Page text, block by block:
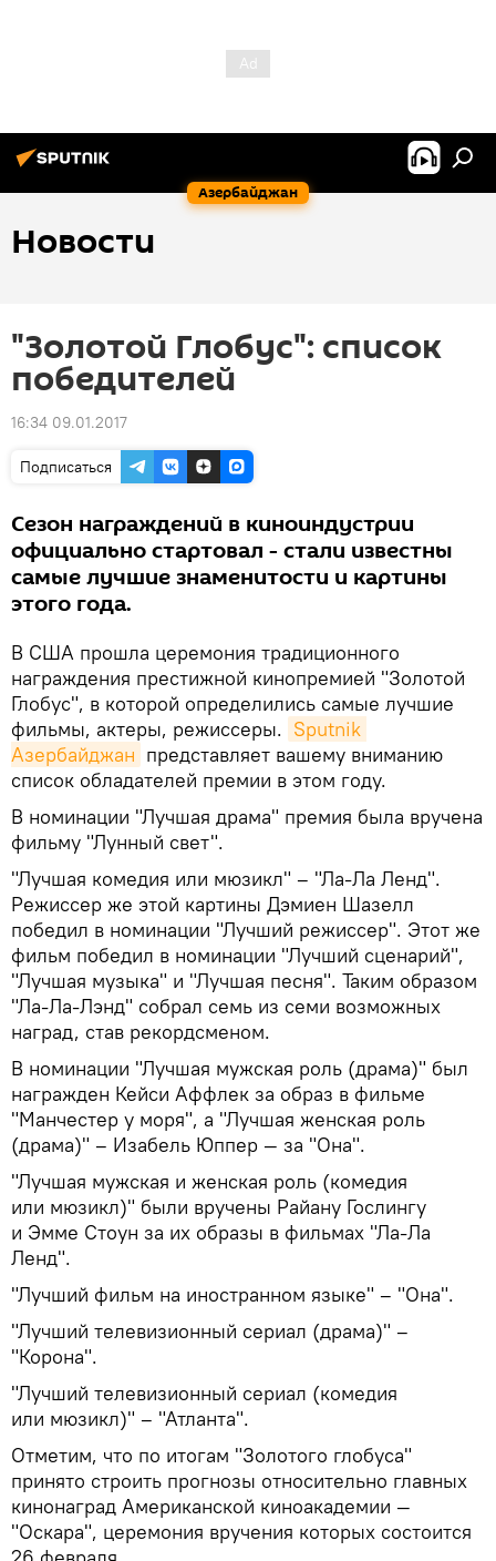
Азербайджан
Новости
"Золотой Глобус": список
победителей
16:34 09.01.2017
Подписаться
Сезон награждений в киноиндустрии
официально стартовал - стали известны
самые лучшие знаменитости и картины
этого года.
В США прошла церемония традиционного
награждения престижной кинопремией "Золотой
Глобус", в которой определились самые лучшие
фильмы, актеры, режиссеры. Sputnik
Азербайджан представляет вашему вниманию
список обладателей премии в этом году.
В номинации "Лучшая драма" премия была вручена
фильму "Лунный свет".
"Лучшая комедия или мюзикл" – "Ла-Ла Ленд".
Режиссер же этой картины Дэмиен Шазелл
победил в номинации "Лучший режиссер". Этот же
фильм победил в номинации "Лучший сценарий",
"Лучшая музыка" и "Лучшая песня". Таким образом
"Ла-Ла-Лэнд" собрал семь из семи возможных
наград, став рекордсменом.
В номинации "Лучшая мужская роль (драма)" был
награжден Кейси Аффлек за образ в фильме
"Манчестер у моря", а "Лучшая женская роль
(драма)" – Изабель Юппер — за "Она".
"Лучшая мужская и женская роль (комедия
или мюзикл)" были вручены Райану Гослингу
и Эмме Стоун за их образы в фильмах "Ла-Ла
Ленд".
"Лучший фильм на иностранном языке" – "Она".
"Лучший телевизионный сериал (драма)" –
"Корона".
"Лучший телевизионный сериал (комедия
или мюзикл)" – "Атланта".
Отметим, что по итогам "Золотого глобуса"
принято строить прогнозы относительно главных
кинонаград Американской киноакадемии —
"Оскара", церемония вручения которых состоится